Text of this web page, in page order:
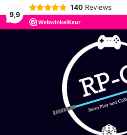
9,9
140 Reviews